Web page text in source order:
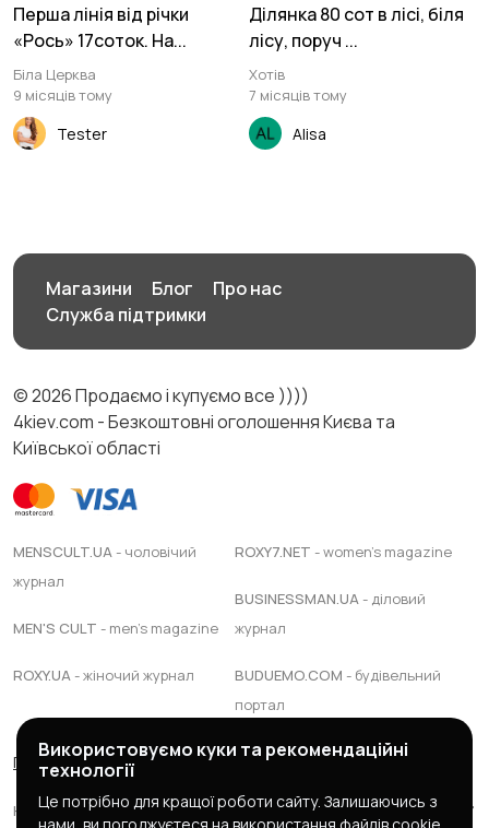
Перша лінія від річки
«Рось» 17соток. На...
Біла Церква
9 місяців тому
Tester
Ділянка 80 сот в лісі, біля
лісу, поруч ...
Хотів
7 місяців тому
Alisa
Магазини Блог
Про нас
Служба підтримки
© 2026 Продаємо і купуємо все ))))
4kiev.com - Безкоштовні оголошення Києва та
Київської області
MENSCULT.UA- чоловічий
журнал
MEN'S CULT - men's magazine
ROXY.UA- жіночий журнал
ROXY7.NET - women's magazine
BUSINESSMAN.UA- діловий
журнал
BUDUEMO.COM - будівельний
портал
Правила сервісу Політика конфіденційності
Юридична підтримка Адвокатське обєднання "ЯАС ПАРТНЕРС"
Використовуємо куки та рекомендаційні
технології
Це потрібно для кращої роботи сайту. Залишаючись з